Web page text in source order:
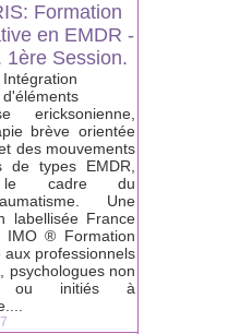
Formation
en EMDR -
1ère Session.
Intégration
d'éléments
ericksonienne,
brève orientée
des mouvements
de types EMDR,
le cadre du
Une
labellisée France
IMO ® Formation
aux professionnels
psychologues non
ou initiés à